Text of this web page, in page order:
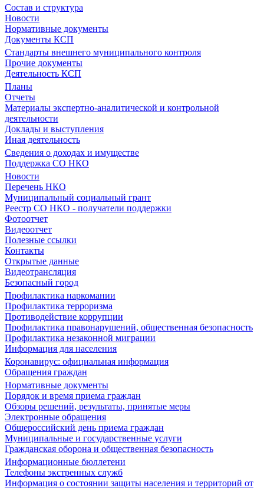
Состав и структура
Новости
Нормативные документы
Документы КСП
Стандарты внешнего муниципального контроля
Прочие документы
Деятельность КСП
Планы
Отчеты
Материалы экспертно-аналитической и контрольной
деятельности
Доклады и выступления
Иная деятельность
Сведения о доходах и имуществе
Поддержка СО НКО
Новости
Перечень НКО
Муниципальный социальный грант
Реестр СО НКО - получатели поддержки
Фотоотчет
Видеоотчет
Полезные ссылки
Контакты
Открытые данные
Видеотрансляция
Безопасный город
Профилактика наркомании
Профилактика терроризма
Противодействие коррупции
Профилактика правонарушений, общественная безопасность
Профилактика незаконной миграции
Информация для населения
Коронавирус: официальная информация
Обращения граждан
Нормативные документы
Порядок и время приема граждан
Обзоры решений, результаты, принятые меры
Электронные обращения
Общероссийский день приема граждан
Муниципальные и государственные услуги
Гражданская оборона и общественная безопасность
Информационные бюллетени
Телефоны экстренных служб
Информация о состоянии защиты населения и территорий от